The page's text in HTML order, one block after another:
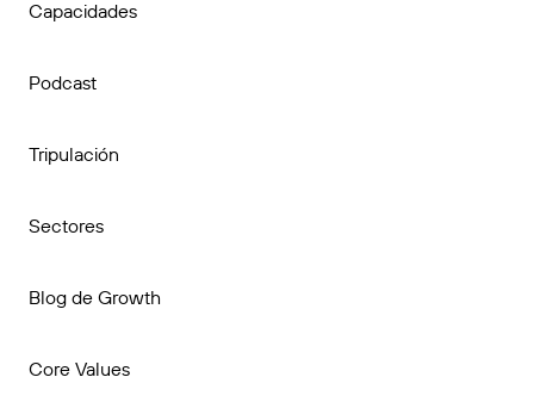
Capacidades
Podcast
Tripulación
Sectores
Blog de Growth
Core Values